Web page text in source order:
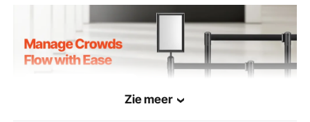
Productafmetinge
n
φ12,4 x 34,25 inch / 315 x
870 mm
Zie meer